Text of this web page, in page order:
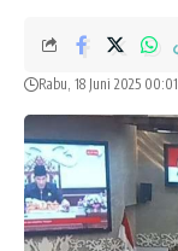
Rabu, 18 Juni 2025 00:01